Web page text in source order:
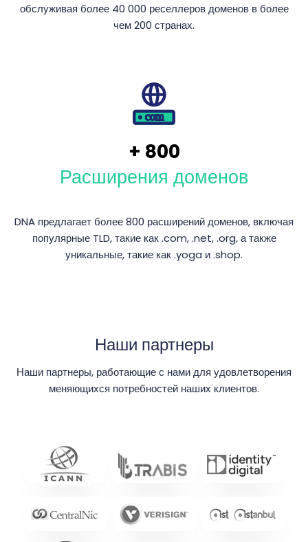
обслуживая более 40 000 реселлеров доменов в более
чем 200 странах.
+ 800
Расширения доменов
DNA предлагает более 800 расширений доменов, включая
популярные TLD, такие как .com, .net, .org, а также
уникальные, такие как .yoga и .shop.
Наши партнеры
Наши партнеры, работающие с нами для удовлетворения
меняющихся потребностей наших клиентов.